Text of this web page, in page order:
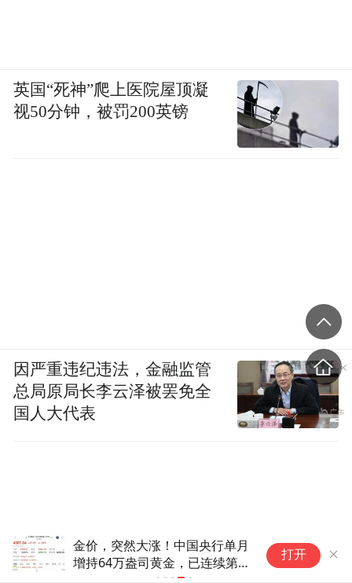
金价，突然大涨！中国央行单月
增持64万盎司黄金，已连续第
打开
英国“死神”爬上医院屋顶凝
视50分钟，被罚200英镑
因严重违纪违法，金融监管
总局原局长李云泽被罢免全
国人大代表